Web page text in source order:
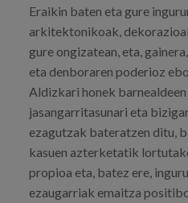
Eraikin baten eta gure
arkitektonikoak,
gure ongizatean, eta,
eta denboraren poderioz
Aldizkari honek
jasangarritasunari eta
ezagutzak bateratzen ditu,
kasuen azterketatik
propioa eta, batez ere,
ezaugarriak emaitza